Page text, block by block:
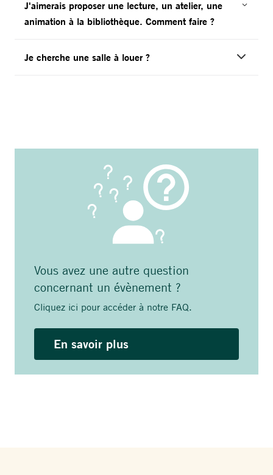
J'aimerais proposer une lecture, un atelier, une
animation à la bibliothèque. Comment faire ?
Je cherche une salle à louer ?
Vous avez une autre question
concernant un évènement ?
Cliquez ici pour accéder à notre FAQ.
En savoir plus